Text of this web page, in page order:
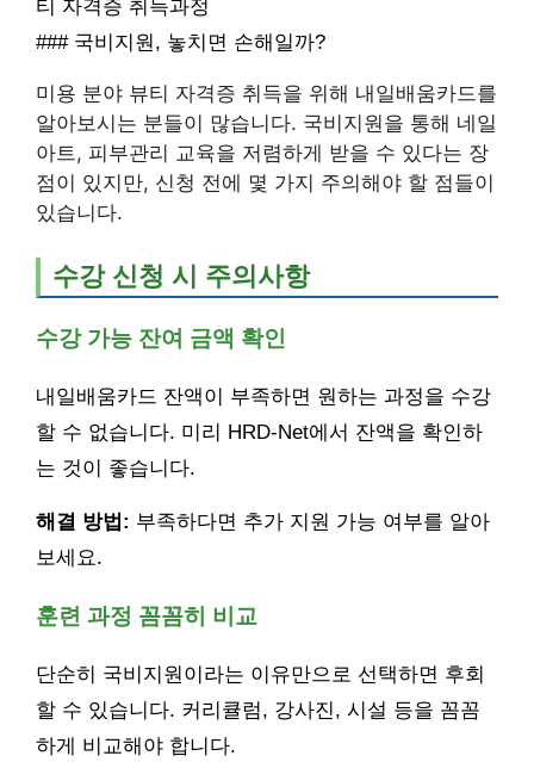
티 자격증 취득과정
### 국비지원, 놓치면 손해일까?
미용 분야 뷰티 자격증 취득을 위해 내일배움카드를
알아보시는 분들이 많습니다. 국비지원을 통해 네일
아트, 피부관리 교육을 저렴하게 받을 수 있다는 장
점이 있지만, 신청 전에 몇 가지 주의해야 할 점들이
있습니다.
수강 신청 시 주의사항
수강 가능 잔여 금액 확인
내일배움카드 잔액이 부족하면 원하는 과정을 수강
할 수 없습니다. 미리 HRD-Net에서 잔액을 확인하
는 것이 좋습니다.
해결 방법: 부족하다면 추가 지원 가능 여부를 알아
보세요.
훈련 과정 꼼꼼히 비교
단순히 국비지원이라는 이유만으로 선택하면 후회
할 수 있습니다. 커리큘럼, 강사진, 시설 등을 꼼꼼
하게 비교해야 합니다.